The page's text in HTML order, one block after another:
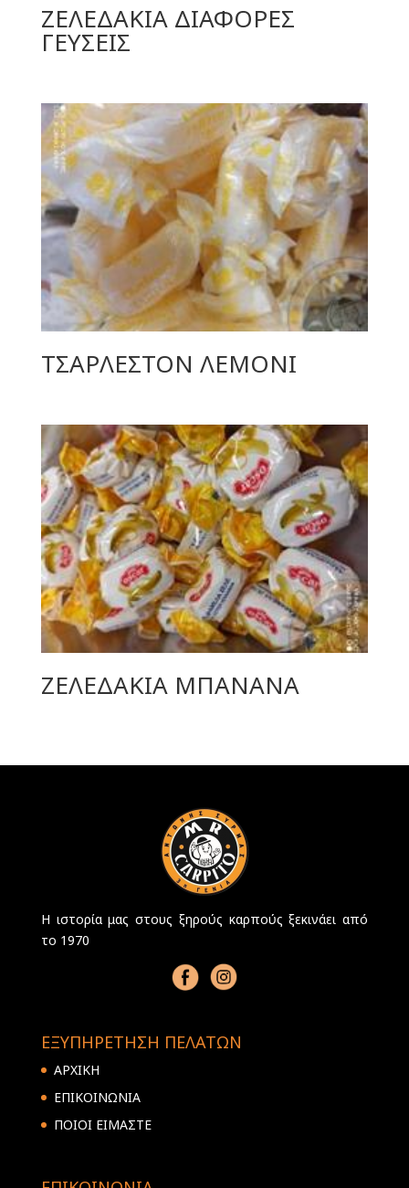
ΖΕΛΕΔΑΚΙΑ ΔΙΑΦΟΡΕΣ
ΓΕΥΣΕΙΣ
ΤΣΑΡΛΕΣΤΟΝ ΛΕΜΟΝΙ
ΖΕΛΕΔΑΚΙΑ ΜΠΑΝΑΝΑ
Η ιστορία μας στους ξηρούς καρπούς ξεκινάει από
το 1970
ΕΞΥΠΗΡΕΤΗΣΗ ΠΕΛΑΤΩΝ
ΑΡΧΙΚΗ
ΕΠΙΚΟΙΝΩΝΙΑ
ΠΟΙΟΙ ΕΙΜΑΣΤΕ